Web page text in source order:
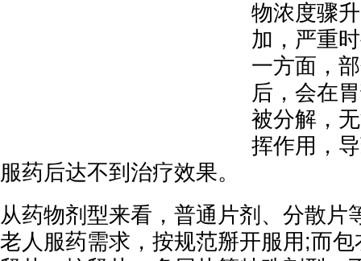
物浓度骤
加，严重
一方面，
后，会在
被分解，
挥作用，
服药后达不到治疗效果。
从药物剂型来看，普通片剂、分散片
老人服药需求，按规范掰开服用;而